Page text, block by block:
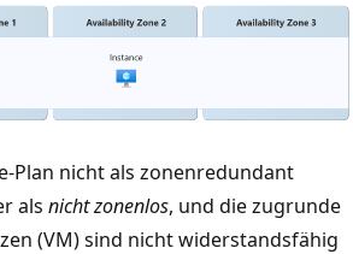
Plan nicht als zonenredundant
als nicht zonenlos, und die zugrunde
(VM) sind nicht widerstandsfähig